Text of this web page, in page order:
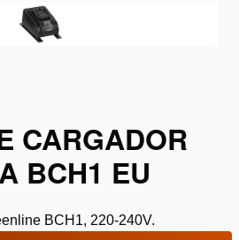
CARGADOR
BCH1 EU
BCH1, 220-240V.